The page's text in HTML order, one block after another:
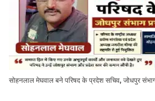
सोहनलाल मेघवाल बने परिषद के प्रदेश सचिव, जोधपुर संभाग